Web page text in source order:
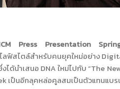
Press Presentation
ลฟ์สไตล์สำหรับคนยุคใหม่อย่าง
ได้นำเสนอ DNAใหม่ไปกับ “The
เป็นอีกลุคหล่อคูลสมเป็นตัวแทนแบ